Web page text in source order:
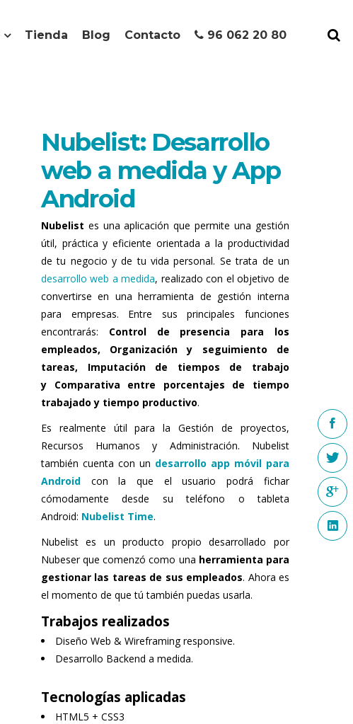
Tienda Blog Contacto 96 062 20 80
Nubelist: Desarrollo
web a medida y App
Android
Nubelist es una aplicación que permite una gestión
útil, práctica y eficiente orientada a la productividad
de tu negocio y de tu vida personal. Se trata de un
desarrollo web a medida, realizado con el objetivo de
convertirse en una herramienta de gestión interna
para empresas. Entre sus principales funciones
encontrarás: Control de presencia para los
empleados, Organización y seguimiento de
tareas, Imputación de tiempos de trabajo
y Comparativa entre porcentajes de tiempo
trabajado y tiempo productivo.
Es realmente útil para la Gestión de proyectos,
Recursos Humanos y Administración. Nubelist
también cuenta con un desarrollo app móvil para
Androidcon la que el usuario podrá fichar
cómodamente desde su teléfono o tableta
Android: Nubelist Time.
Nubelist es un producto propio desarrollado por
Nubeser que comenzó como una herramienta para
gestionar las tareas de sus empleados. Ahora es
el momento de que tú también puedas usarla.
Trabajos realizados
Diseño Web & Wireframing responsive.
Desarrollo Backend a medida.
Tecnologías aplicadas
HTML5 + CSS3